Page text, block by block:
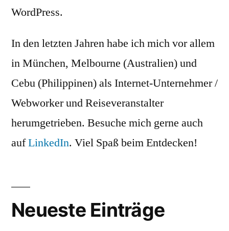
WordPress.
In den letzten Jahren habe ich mich vor allem
in München, Melbourne (Australien) und
Cebu (Philippinen) als Internet-Unternehmer /
Webworker und Reiseveranstalter
herumgetrieben. Besuche mich gerne auch
aufLinkedIn. Viel Spaß beim Entdecken!
Neueste Einträge